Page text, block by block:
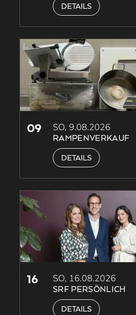
DETAILS
09 SO, 9.08.2026
RAMPENVERKAUF
DETAILS
16 SO, 16.08.2026
SRF PERSÖNLICH
DETAILS